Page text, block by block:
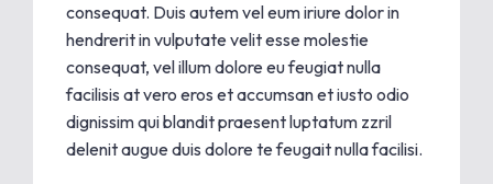
consequat. Duis autem vel eum iriure dolor in
hendrerit in vulputate velit esse molestie
consequat, vel illum dolore eu feugiat nulla
facilisis at vero eros et accumsan et iusto odio
dignissim qui blandit praesent luptatum zzril
delenit augue duis dolore te feugait nulla facilisi.